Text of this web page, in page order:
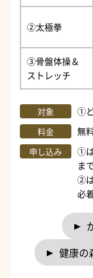
②太極拳
③骨盤体操＆
ストレッチ
対象 ①
料金 無
申し込み
①
ま
②
必
健康の